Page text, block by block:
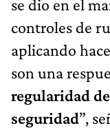
se dio en el
controles de
aplicando
son una
regularidad
seguridad”,